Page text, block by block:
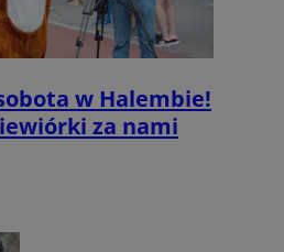
w Halembie!
za nami